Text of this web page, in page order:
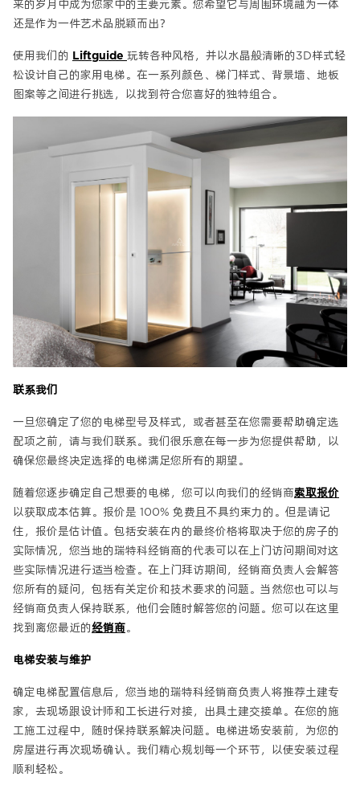
来的岁月中成为您家中的主要元素。您希望它与周围环境融为一体
还是作为一件艺术品脱颖而出？
使用我们的 Liftguide 玩转各种风格，并以水晶般清晰的3D样式轻
松设计自己的家用电梯。在一系列颜色、梯门样式、背景墙、地板
图案等之间进行挑选，以找到符合您喜好的独特组合。
联系我们
一旦您确定了您的电梯型号及样式，或者甚至在您需要帮助确定选
配项之前，请与我们联系。我们很乐意在每一步为您提供帮助，以
确保您最终决定选择的电梯满足您所有的期望。
随着您逐步确定自己想要的电梯，您可以向我们的经销商索取报价
以获取成本估算。报价是 100% 免费且不具约束力的。但是请记
住，报价是估计值。包括安装在内的最终价格将取决于您的房子的
实际情况，您当地的瑞特科经销商的代表可以在上门访问期间对这
些实际情况进行适当检查。在上门拜访期间，经销商负责人会解答
您所有的疑问，包括有关定价和技术要求的问题。当然您也可以与
经销商负责人保持联系，他们会随时解答您的问题。您可以在这里
找到离您最近的经销商。
电梯安装与维护
确定电梯配置信息后，您当地的瑞特科经销商负责人将推荐土建专
家，去现场跟设计师和工长进行对接，出具土建交接单。在您的施
工施工过程中，随时保持联系解决问题。电梯进场安装前，为您的
房屋进行再次现场确认。我们精心规划每一个环节，以使安装过程
顺利轻松。